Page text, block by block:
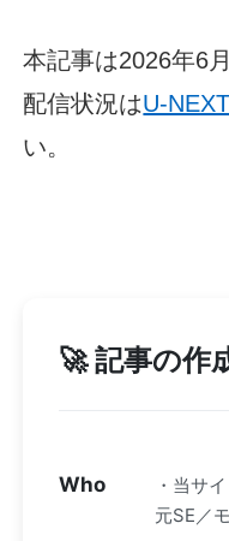
本記事は2026年6
配信状況はU-NEXT
い。
🚀 記事の作
Who ・当サ
元SE／